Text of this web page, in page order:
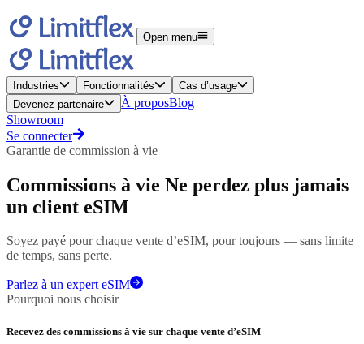
Open menu
Industries Fonctionnalités
Cas d’usage
Devenez partenaire
À proposBlog
Showroom
Se connecter
Garantie de commission à vie
Commissions à vie Ne perdez plus jamais
un client eSIM
Soyez payé pour chaque vente d’eSIM, pour toujours — sans limite
de temps, sans perte.
Parlez à un expert eSIM
Pourquoi nous choisir
Recevez des commissions à vie sur chaque vente d’eSIM